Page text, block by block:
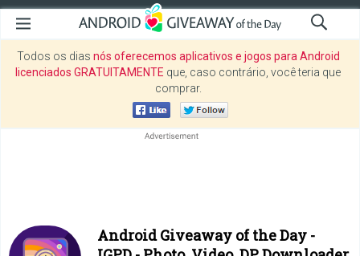
Todos os dias nós oferecemos aplicativos e jogos para Android
licenciados GRATUITAMENTE que, caso contrário, você teria que
comprar.
Android Giveaway of the Day -